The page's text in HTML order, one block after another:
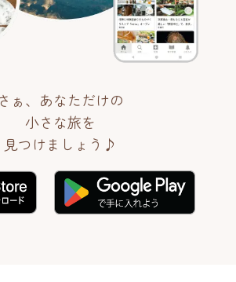
さぁ、あなただけの
小さな旅を
見つけましょう♪